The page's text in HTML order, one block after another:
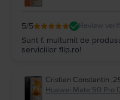
5/5 Review
Sunt f. multumit de
serviciilor flip.ro!
Cristian Constantin ,
Huawei Mate 50 Pro